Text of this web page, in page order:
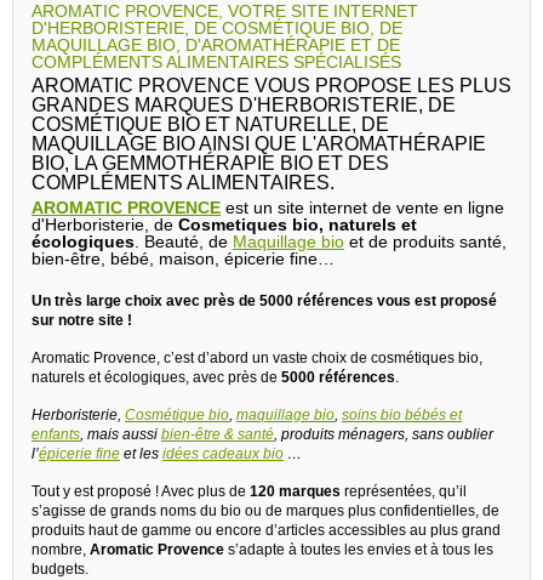
AROMATIC PROVENCE, VOTRE SITE INTERNET
D'HERBORISTERIE, DE COSMÉTIQUE BIO, DE
MAQUILLAGE BIO, D'AROMATHÉRAPIE ET DE
COMPLÉMENTS ALIMENTAIRES SPÉCIALISÉS
AROMATIC PROVENCE VOUS PROPOSE LES PLUS
GRANDES MARQUES D'HERBORISTERIE, DE
COSMÉTIQUE BIO ET NATURELLE, DE
MAQUILLAGE BIO AINSI QUE L'AROMATHÉRAPIE
BIO, LA GEMMOTHÉRAPIE BIO ET DES
COMPLÉMENTS ALIMENTAIRES.
AROMATIC PROVENCE est un site internet de vente en ligne
d'Herboristerie, de Cosmetiques bio, naturels et
écologiques. Beauté, de Maquillage bio et de produits santé,
bien-être, bébé, maison, épicerie fine…
Un très large choix avec près de 5000 références vous est proposé
sur notre site !
Aromatic Provence, c’est d’abord un vaste choix de cosmétiques bio,
naturels et écologiques, avec près de 5000 références.
Herboristerie, Cosmétique bio, maquillage bio, soins bio bébés et
enfants, mais aussi bien-être & santé, produits ménagers, sans oublier
l’épicerie fine et les idées cadeaux bio …
Tout y est proposé ! Avec plus de 120 marques représentées, qu’il
s’agisse de grands noms du bio ou de marques plus confidentielles, de
produits haut de gamme ou encore d’articles accessibles au plus grand
nombre, Aromatic Provence s’adapte à toutes les envies et à tous les
budgets.